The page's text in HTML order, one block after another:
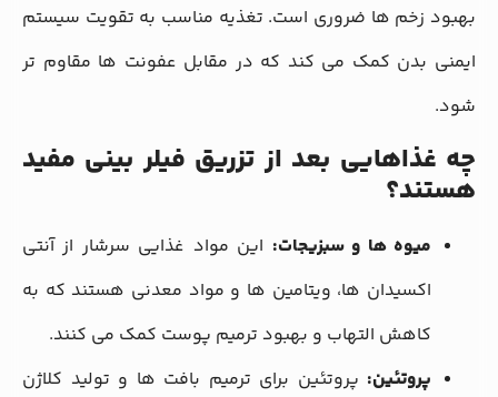
بهبود زخم ‌ها ضروری است. تغذیه مناسب به تقویت سیستم
ایمنی بدن کمک می‌ کند که در مقابل عفونت‌ ها مقاوم ‌تر
شود.
چه غذاهایی بعد از تزریق فیلر بینی مفید
هستند؟
میوه‌ ها و سبزیجات: این مواد غذایی سرشار از آنتی
‌اکسیدان‌ ها، ویتامین ‌ها و مواد معدنی هستند که به
کاهش التهاب و بهبود ترمیم پوست کمک می ‌کنند.
پروتئین: پروتئین برای ترمیم بافت ‌ها و تولید کلاژن